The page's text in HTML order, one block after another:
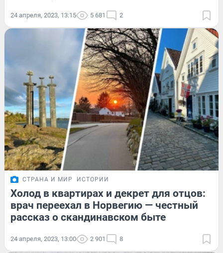
24 апреля, 2023, 13:15 5 681 2
СТРАНА И МИР ИСТОРИИ
Холод в квартирах и декрет для отцов:
врач переехал в Норвегию — честный
рассказ о скандинавском быте
24 апреля, 2023, 13:00 2 901 8